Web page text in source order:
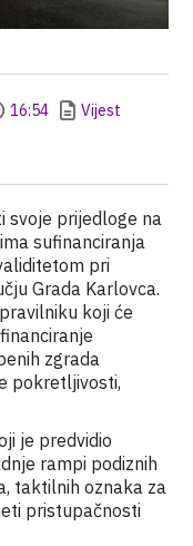
16:54 Vijest
svoje prijedloge na
sufinanciranja
pri
Grada Karlovca.
koji će
zgrada
pokretljivosti,
je predvidio
rampi podiznih
taktilnih oznaka za
pristupačnosti